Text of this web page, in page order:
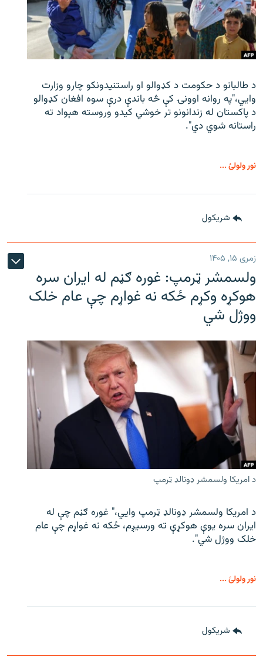
د طالبانو د حکومت د کډوالو او راستنیدونکو چارو وزارت
وايي،"په روانه اوونۍ کې څه باندې درې سوه افغان کډوالو
د پاکستان له زندانونو تر خوشي کیدو وروسته هېواد ته
راستانه شوي دي".
نور ولولئ ...
شريکول
زمری ۱۵, ۱۴۰۵
ولسمشر ټرمپ: غوره ګڼم له ایران سره
هوکړه وکړم ځکه نه غواړم چې عام خلک
ووژل شي
د امریکا ولسمشر ډونالډ ټرمپ
د امریکا ولسمشر ډونالډ ټرمپ وايي،" غوره ګڼم چې له
ایران سره یوې هوکړې ته ورسیږم، ځکه نه غواړم چې عام
خلک ووژل شي".
نور ولولئ ...
شريکول